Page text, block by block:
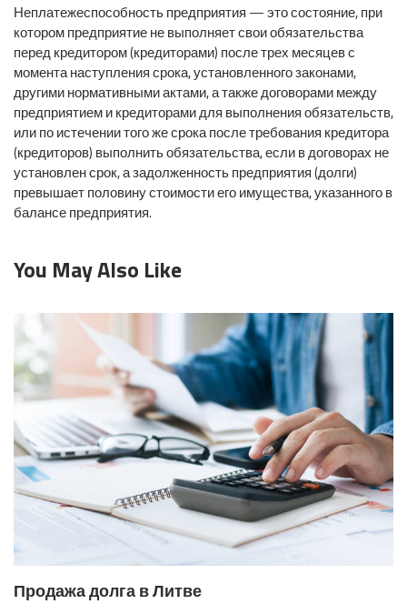
Неплатежеспособность предприятия — это состояние, при
котором предприятие не выполняет свои обязательства
перед кредитором (кредиторами) после трех месяцев с
момента наступления срока, установленного законами,
другими нормативными актами, а также договорами между
предприятием и кредиторами для выполнения обязательств,
или по истечении того же срока после требования кредитора
(кредиторов) выполнить обязательства, если в договорах не
установлен срок, а задолженность предприятия (долги)
превышает половину стоимости его имущества, указанного в
балансе предприятия.
You May Also Like
Продажа долга в Литве